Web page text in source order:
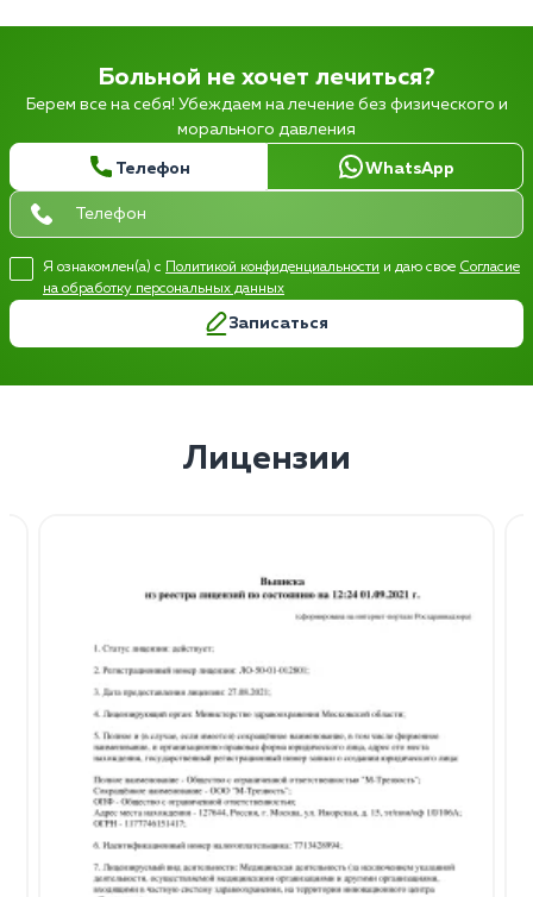
Больной не хочет лечиться?
Берем все на себя! Убеждаем на лечение без физического и
морального давления
Телефон WhatsApp
Я ознакомлен(а) с Политикой конфиденциальности и даю свое Согласие
на обработку персональных данных
Записаться
Лицензии